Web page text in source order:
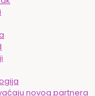
novog partnera